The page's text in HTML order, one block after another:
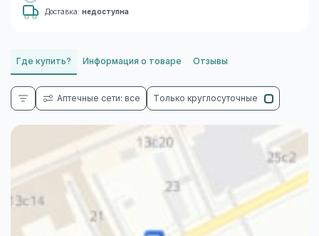
Доставка: недоступна
Где купить? Информация о товаре Отзывы
Аптечные сети: все Только круглосуточные